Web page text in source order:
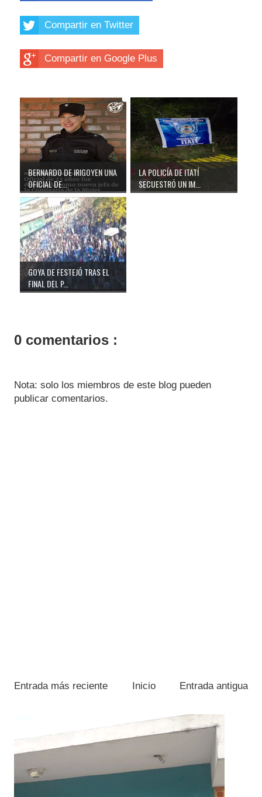
Compartir en Twitter
Compartir en Google Plus
BERNARDO DE IRIGOYEN UNA
OFICIAL DE...
LA POLICÍA DE ITATÍ
SECUESTRÓ UN IM...
GOYA DE FESTEJÓ TRAS EL
FINAL DEL P...
0 comentarios :
Nota: solo los miembros de este blog pueden
publicar comentarios.
Entrada más reciente Entrada antigua
Inicio